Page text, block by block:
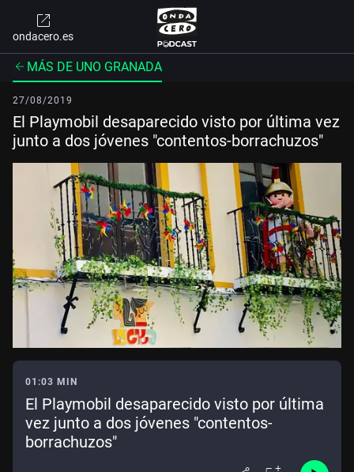
ondacero.es
MÁS DE UNO GRANADA
27/08/2019
El Playmobil desaparecido visto por última vez
junto a dos jóvenes "contentos-borrachuzos"
01:03 MIN
El Playmobil desaparecido visto por última
vez junto a dos jóvenes "contentos-
borrachuzos"